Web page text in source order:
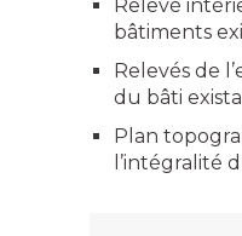
Relevé
bâtiments
Relevés de
du bâti
Plan
l’intégralité